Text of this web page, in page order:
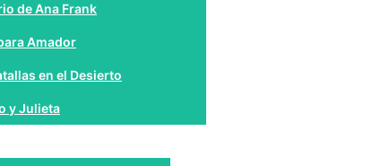
de Ana Frank
Amador
en el Desierto
y Julieta